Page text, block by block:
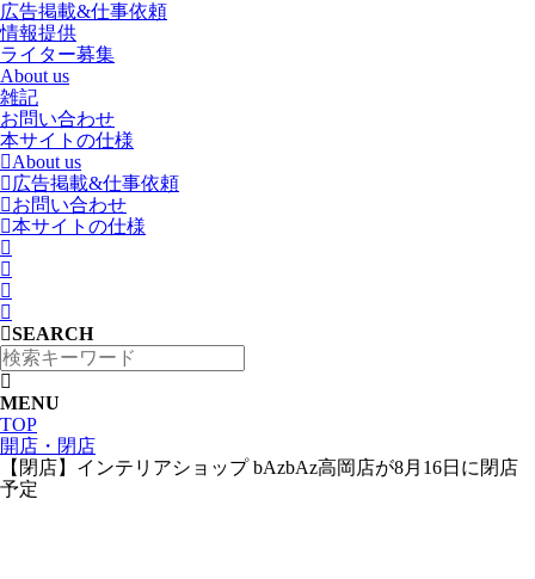
広告掲載&仕事依頼
情報提供
ライター募集
About us
雑記
お問い合わせ
本サイトの仕様
About us
広告掲載&仕事依頼
お問い合わせ
本サイトの仕様
SEARCH
MENU
TOP
開店・閉店
【閉店】インテリアショップ bAzbAz高岡店が8月16日に閉店
予定